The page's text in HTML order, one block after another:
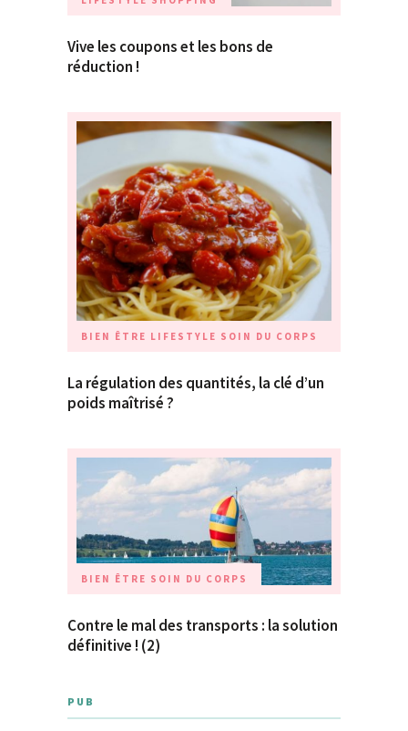
Vive les coupons et les bons de
réduction !
BIEN ÊTRE LIFESTYLE SOIN DU CORPS
La régulation des quantités, la clé d’un
poids maîtrisé ?
BIEN ÊTRE SOIN DU CORPS
Contre le mal des transports : la solution
définitive ! (2)
PUB